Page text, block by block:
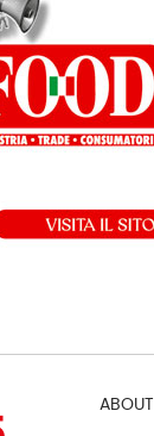
ABOUT